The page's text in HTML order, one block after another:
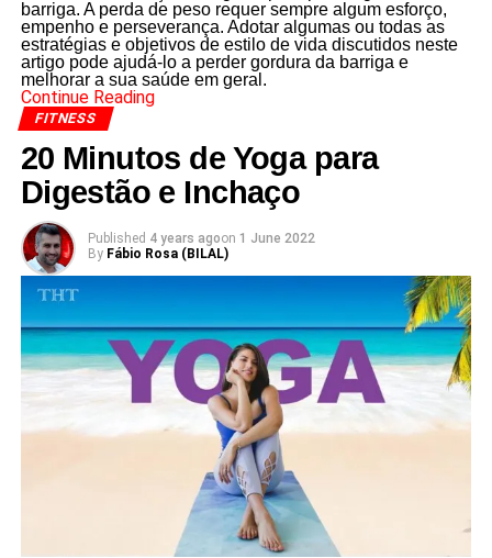
barriga. A perda de peso requer sempre algum esforço,
empenho e perseverança. Adotar algumas ou todas as
estratégias e objetivos de estilo de vida discutidos neste
artigo pode ajudá-lo a perder gordura da barriga e
melhorar a sua saúde em geral.
Continue Reading
FITNESS
20 Minutos de Yoga para
Digestão e Inchaço
Published 4 years agoon 1 June 2022
By Fábio Rosa (BILAL)